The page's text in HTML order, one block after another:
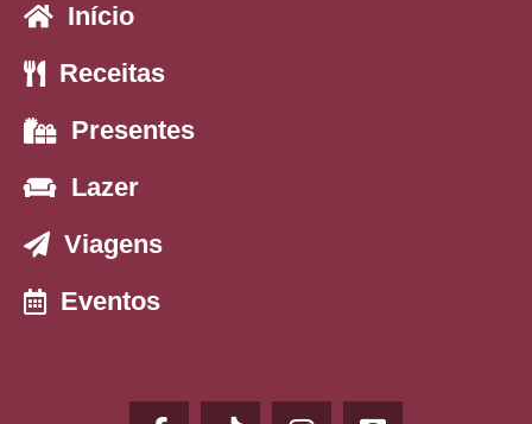
Início
Receitas
Presentes
Lazer
Viagens
Eventos
F T I P